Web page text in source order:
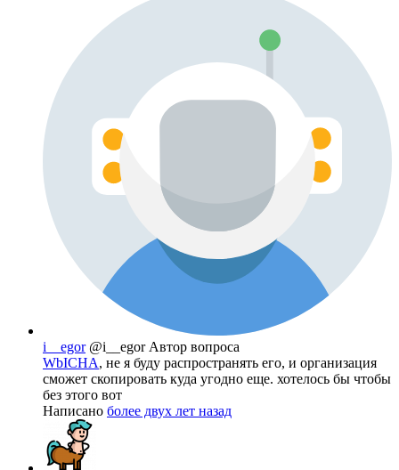
i__egor @i__egor Автор вопроса
WbICHA, не я буду распространять его, и организация
сможет скопировать куда угодно еще. хотелось бы чтобы
без этого вот
Написано более двух лет назад